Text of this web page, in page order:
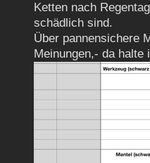
Ketten nach
schädlich sind.
Über pannensichere
Meinungen,- da halte